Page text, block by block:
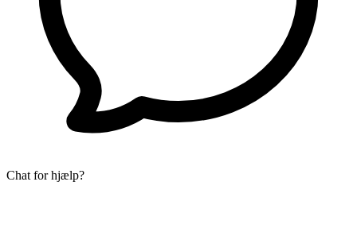
Chat for hjælp?